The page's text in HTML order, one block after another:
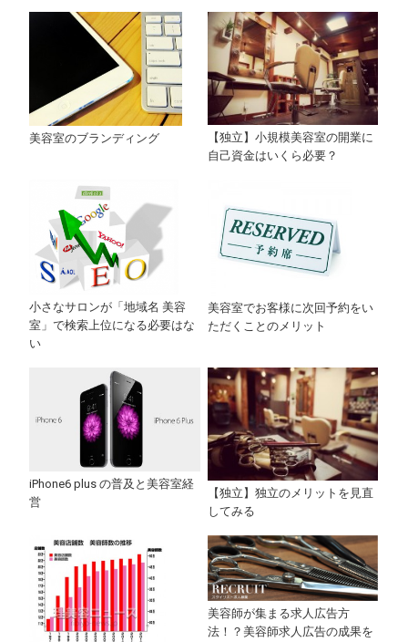
美容室のブランディング
【独立】小規模美容室の開業に
自己資金はいくら必要？
小さなサロンが「地域名 美容
室」で検索上位になる必要はな
い
美容室でお客様に次回予約をい
ただくことのメリット
iPhone6 plus の普及と美容室経
営
【独立】独立のメリットを見直
してみる
美容師が集まる求人広告方
法！？美容師求人広告の成果を